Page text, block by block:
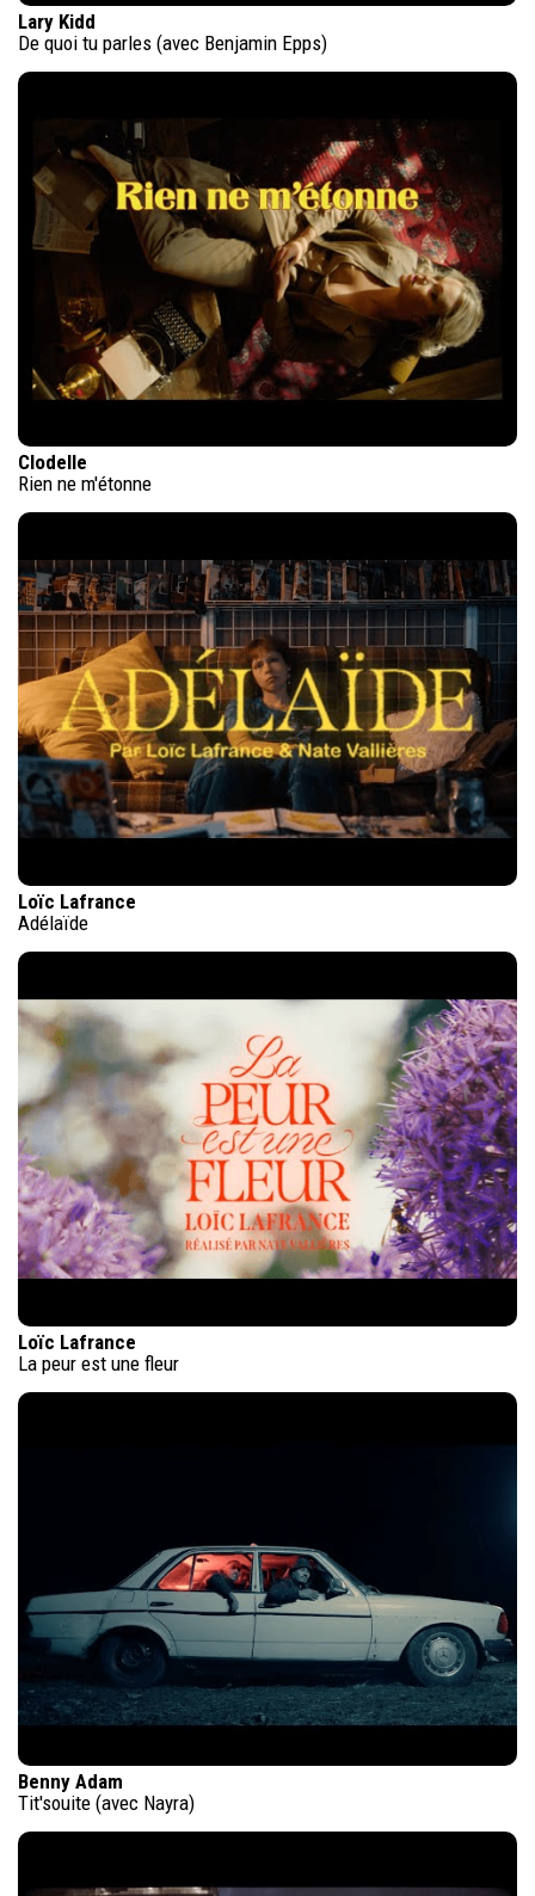
Lary Kidd
De quoi tu parles (avec Benjamin Epps)
Clodelle
Rien ne m'étonne
Loïc Lafrance
Adélaïde
Loïc Lafrance
La peur est une fleur
Benny Adam
Tit'souite (avec Nayra)